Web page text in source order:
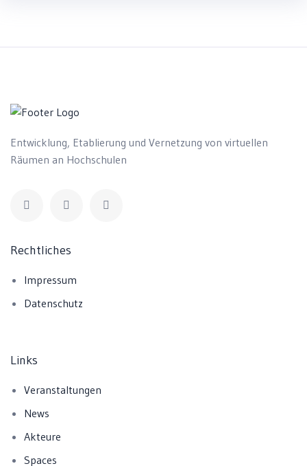
Entwicklung, Etablierung und Vernetzung von virtuellen
Räumen an Hochschulen
Rechtliches
Impressum
Datenschutz
Links
Veranstaltungen
News
Akteure
Spaces